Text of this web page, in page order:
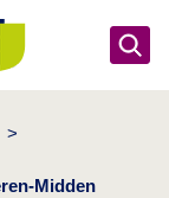
>
Midden